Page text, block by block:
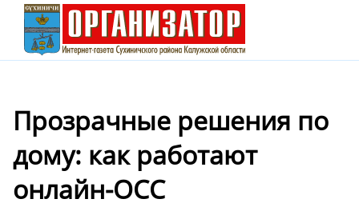
Прозрачные решения по
дому: как работают
онлайн-ОСС